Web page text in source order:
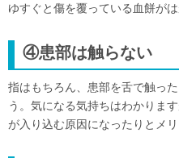
ゆすぐと傷を覆っている血餅が
④患部は触らない
指はもちろん、患部を舌で触っ
う。気になる気持ちはわかりま
が入り込む原因になったりとメ